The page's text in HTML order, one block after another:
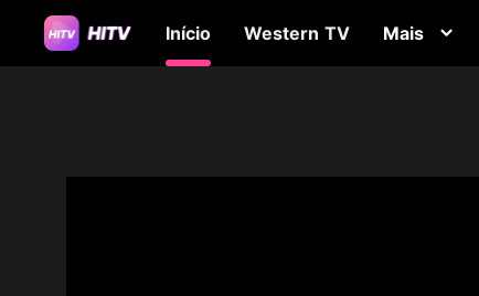
Início Western TV Mais